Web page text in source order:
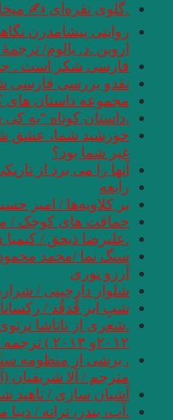
.گلوی نقره‌ای ✍
روایتی پیشامدرن
اروین .د. یالوم/
فارسی شکر است .
نقدو بررسی فارسی
مجموعه داستان های
.داستان کوتاه “به
خورشید شما، عشق
غیر شما بود؟
آنها را می برد از
رابعه
بر کلاویه‌ها / امیر
حماقت های کوچک /
.علیرضا ذیحق / کیمیا
سنگ نما /محمد
آرزو نوری
شلوار دارچینی /
شبِ ابر قُدقُد /
.شعری از ناتاشا
۲۰۱۲و ۲۰۱۳ ) ترجمه : رُزا جمالی
. برشی از منظومه سنگ
مترجم / آلا شریفیان
آشیان سازی / ناهید
.آب، بندر، ترانه / دیبا